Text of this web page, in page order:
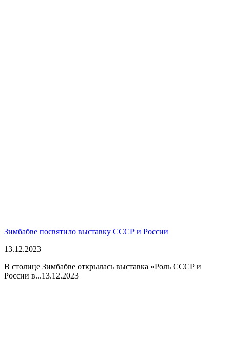
Зимбабве посвятило выставку СССР и России
13.12.2023
В столице Зимбабве открылась выставка «Роль СССР и
России в...13.12.2023